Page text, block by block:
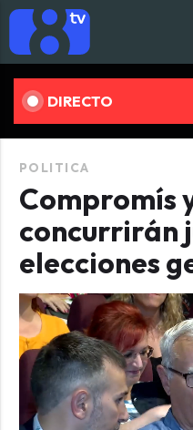
DIRECTO
POLITICA
Compromís
concurrirán
elecciones